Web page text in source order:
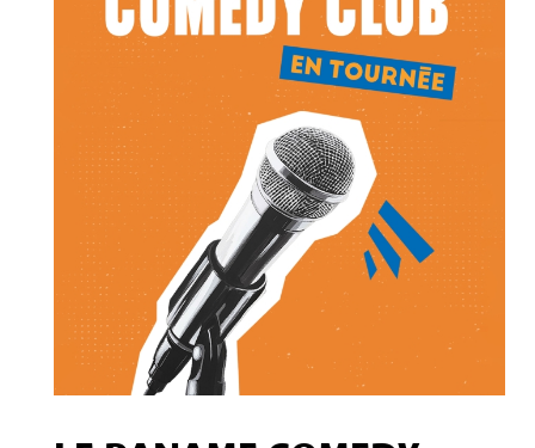
Contact
S'inscrire à notre Newsletter
Mon compte Client /
Mon compte CSE
Mentions légales